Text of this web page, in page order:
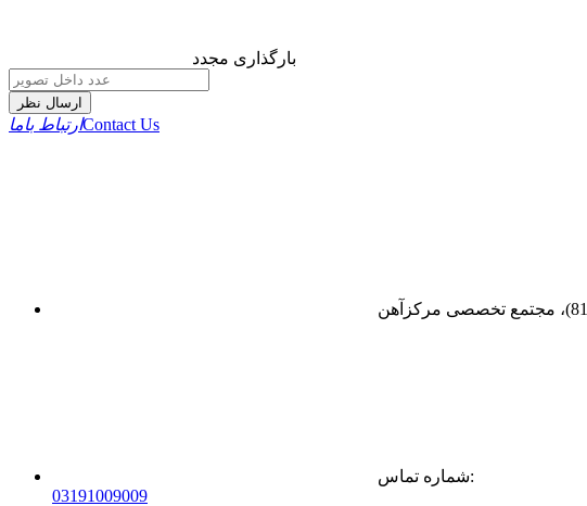
بارگذاری مجدد
ارسال نظر
ارتباط باماContact Us
شماره تماس:
03191009009